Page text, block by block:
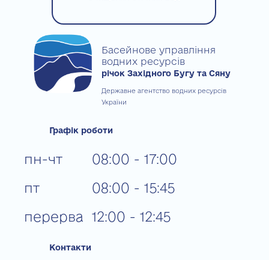
Басейнове управління
водних ресурсів
річок Західного Бугу та Сяну
Державне агентство водних ресурсів
України
Графік роботи
пн-чт
пт
перерва
08:00 - 17:00
08:00 - 15:45
12:00 - 12:45
Контакти